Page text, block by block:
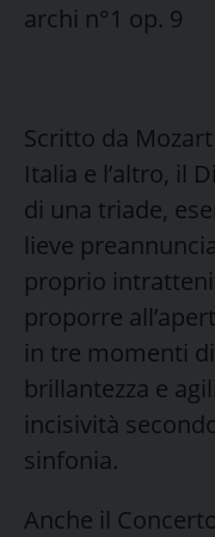
archi n°1 op. 9
Scritto da
Italia e l’altro, il
di una triade,
lieve
proprio
proporre
in tre momenti
brillantezza e
incisività
sinfonia.
Anche il